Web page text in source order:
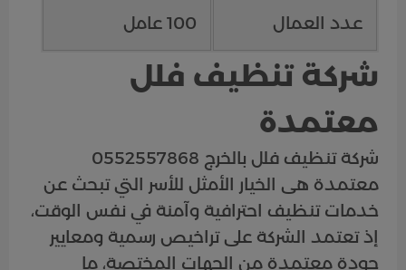
عدد العمال 100 عامل
شركة تنظيف فلل
معتمدة
شركة تنظيف فلل بالخرج 0552557868
معتمدة هى الخيار الأمثل للأسر التي تبحث عن
خدمات تنظيف احترافية وآمنة في نفس الوقت،
إذ تعتمد الشركة على تراخيص رسمية ومعايير
جودة معتمدة من الجهات المختصة، ما